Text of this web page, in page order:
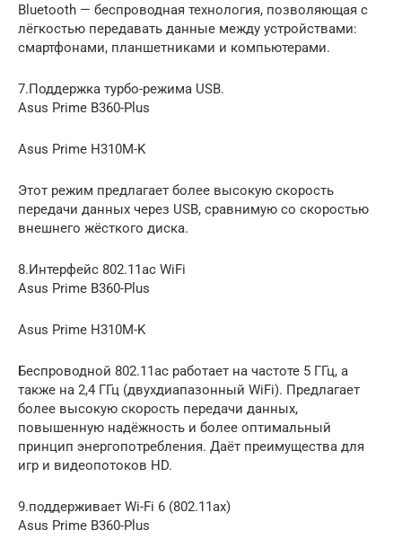
Bluetooth — беспроводная технология, позволяющая с
лёгкостью передавать данные между устройствами:
смартфонами, планшетниками и компьютерами.
7.Поддержка турбо-режима USB.
Asus Prime B360-Plus
Asus Prime H310M-K
Этот режим предлагает более высокую скорость
передачи данных через USB, сравнимую со скоростью
внешнего жёсткого диска.
8.Интерфейс 802.11ac WiFi
Asus Prime B360-Plus
Asus Prime H310M-K
Беспроводной 802.11ac работает на частоте 5 ГГц, а
также на 2,4 ГГц (двухдиапазонный WiFi). Предлагает
более высокую скорость передачи данных,
повышенную надёжность и более оптимальный
принцип энергопотребления. Даёт преимущества для
игр и видеопотоков HD.
9.поддерживает Wi-Fi 6 (802.11ax)
Asus Prime B360-Plus